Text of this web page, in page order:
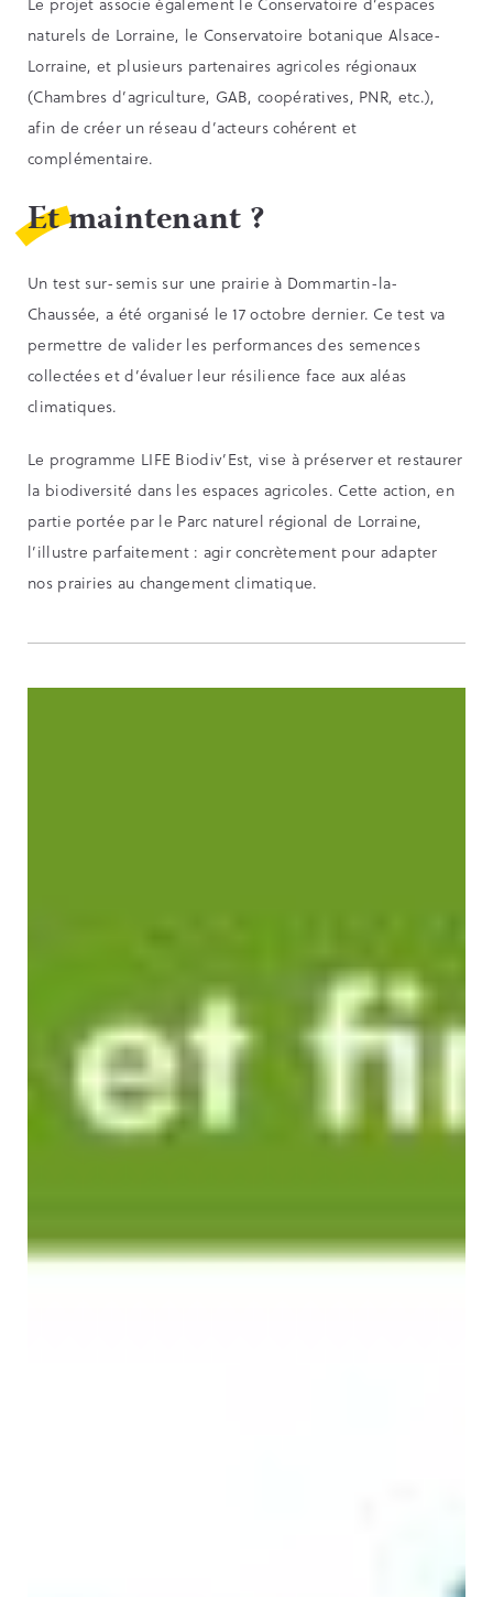
naturels de Lorraine, le Conservatoire botanique Alsace-
Lorraine, et plusieurs partenaires agricoles régionaux
(Chambres d’agriculture, GAB, coopératives, PNR, etc.),
afin de créer un réseau d’acteurs cohérent et
complémentaire.
Et maintenant ?
Un test sur-semis sur une prairie à Dommartin-la-
Chaussée, a été organisé le 17 octobre dernier. Ce test va
permettre de valider les performances des semences
collectées et d’évaluer leur résilience face aux aléas
climatiques.
Le programme LIFE Biodiv’Est, vise à préserver et restaurer
la biodiversité dans les espaces agricoles. Cette action, en
partie portée par le Parc naturel régional de Lorraine,
l’illustre parfaitement : agir concrètement pour adapter
nos prairies au changement climatique.